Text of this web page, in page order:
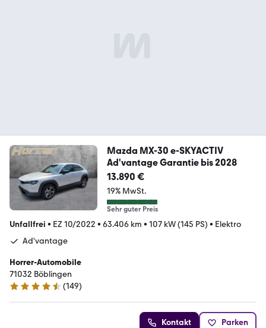
Mazda MX-30 e-SKYACTIV
Ad'vantage Garantie bis 2028
13.890 €
19% MwSt.
Sehr guter Preis
Unfallfrei • EZ 10/2022 • 63.406 km • 107 kW (145 PS) • Elektro
Ad'vantage
Horrer-Automobile
71032 Böblingen
4.6 Sterne
(149)
Kontakt Parken